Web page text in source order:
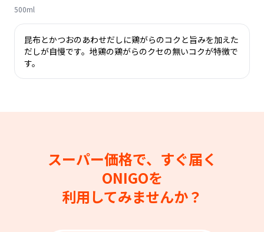
500ml
昆布とかつおのあわせだしに鶏がらのコクと旨みを加えた
だしが自慢です。地鶏の鶏がらのクセの無いコクが特徴で
す。
スーパー価格で、すぐ届く
ONIGOを
利用してみませんか？